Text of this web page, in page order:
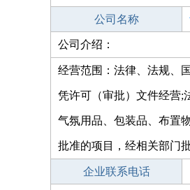
公司名称
公司介绍：
经营范围：法律、法规、
凭许可（审批）文件经营;
气氛用品、包装品、布置
批准的项目，经相关部门
企业联系电话